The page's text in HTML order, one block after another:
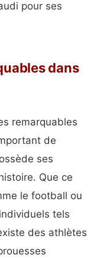
pour ses
dans
remarquables
de
ses
Que ce
le football ou
tels
des athlètes